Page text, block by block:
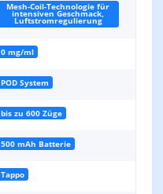
Mesh-Coil-Technologie für
intensiven Geschmack,
Luftstromregulierung
0 mg/ml
POD System
bis zu 600 Züge
500 mAh Batterie
Tappo